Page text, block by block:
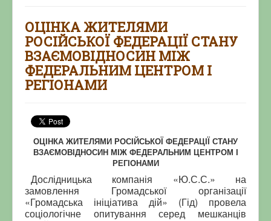
ОЦІНКА ЖИТЕЛЯМИ
РОСІЙСЬКОЇ ФЕДЕРАЦІЇ СТАНУ
ВЗАЄМОВІДНОСИН МІЖ
ФЕДЕРАЛЬНИМ ЦЕНТРОМ І
РЕГІОНАМИ
ОЦІНКА ЖИТЕЛЯМИ РОСІЙСЬКОЇ ФЕДЕРАЦІЇ СТАНУ
ВЗАЄМОВІДНОСИН МІЖ ФЕДЕРАЛЬНИМ ЦЕНТРОМ І
РЕГІОНАМИ
Дослідницька компанія «Ю.С.С.» на
замовлення Громадської організації
«Громадська ініціатива дій» (Гід) провела
соціологічне опитування серед мешканців